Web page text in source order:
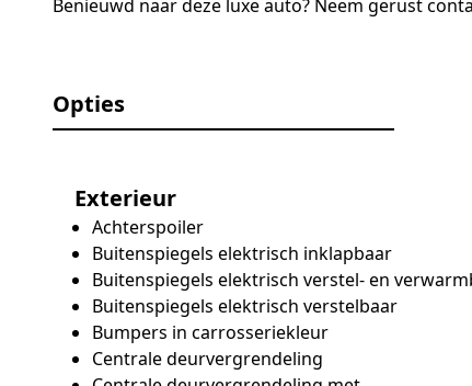
Benieuwd naar deze luxe auto? Neem gerust
Opties
Exterieur
Achterspoiler
Buitenspiegels elektrisch inklapbaar
Buitenspiegels elektrisch verstel- en
Buitenspiegels elektrisch verstelbaar
Bumpers in carrosseriekleur
Centrale deurvergrendeling